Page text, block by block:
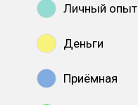
Личный опыт
Деньги
Приёмная